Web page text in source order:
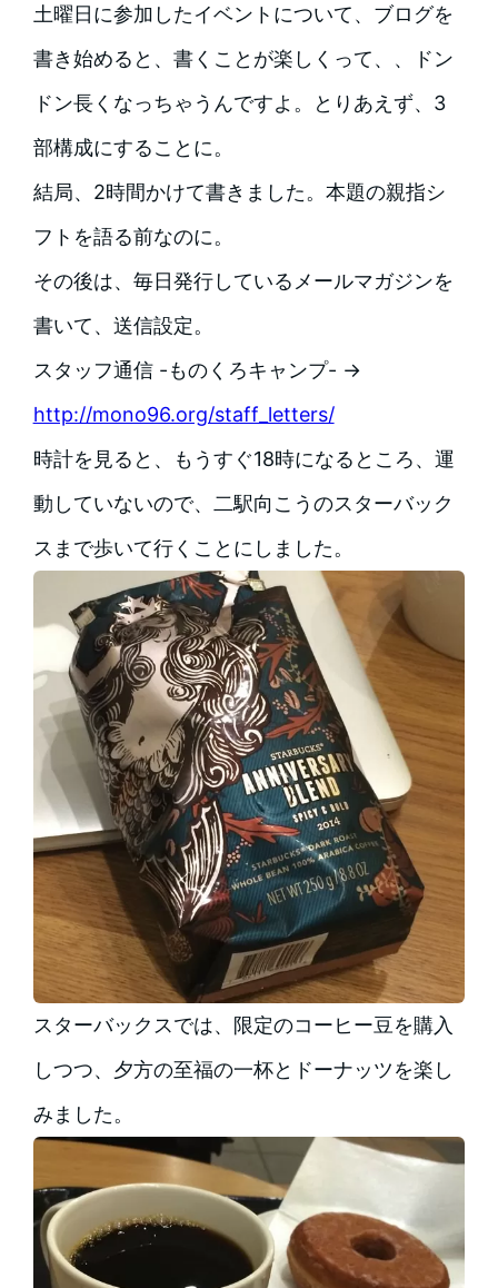
土曜日に参加したイベントについて、ブログを
書き始めると、書くことが楽しくって、、ドン
ドン長くなっちゃうんですよ。とりあえず、3
部構成にすることに。
結局、2時間かけて書きました。本題の親指シ
フトを語る前なのに。
その後は、毎日発行しているメールマガジンを
書いて、送信設定。
スタッフ通信 -ものくろキャンプ- →
http://mono96.org/staff_letters/
時計を見ると、もうすぐ18時になるところ、運
動していないので、二駅向こうのスターバック
スまで歩いて行くことにしました。
スターバックスでは、限定のコーヒー豆を購入
しつつ、夕方の至福の一杯とドーナッツを楽し
みました。